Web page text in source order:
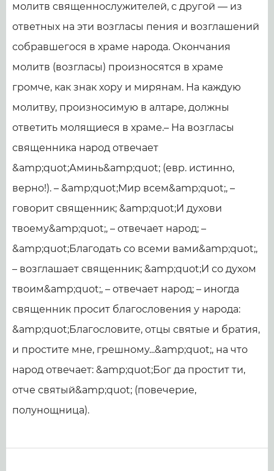
молитв священнослужителей, с другой — из
ответных на эти возгласы пения и возглашений
собравшегося в храме народа. Окончания
молитв (возгласы) произносятся в храме
громче, как знак хору и мирянам. На каждую
молитву, произносимую в алтаре, должны
ответить молящиеся в храме.– На возгласы
священника народ отвечает
&amp;quot;Аминь&amp;quot; (евр. истинно,
верно!). – &amp;quot;Мир всем&amp;quot;, –
говорит священник; &amp;quot;И духови
твоему&amp;quot;, – отвечает народ; –
&amp;quot;Благодать со всеми вами&amp;quot;,
– возглашает священник; &amp;quot;И со духом
твоим&amp;quot;, – отвечает народ; – иногда
священник просит благословения у народа:
&amp;quot;Благословите, отцы святые и братия,
и простите мне, грешному...&amp;quot;, на что
народ отвечает: &amp;quot;Бог да простит ти,
отче святый&amp;quot; (повечерие,
полунощница).